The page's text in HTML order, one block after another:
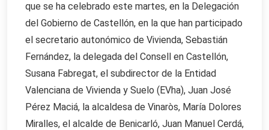
que se ha celebrado este martes, en la Delegación
del Gobierno de Castellón, en la que han participado
el secretario autonómico de Vivienda, Sebastián
Fernández, la delegada del Consell en Castellón,
Susana Fabregat, el subdirector de la Entidad
Valenciana de Vivienda y Suelo (EVha), Juan José
Pérez Maciá, la alcaldesa de Vinaròs, María Dolores
Miralles, el alcalde de Benicarló, Juan Manuel Cerdá,